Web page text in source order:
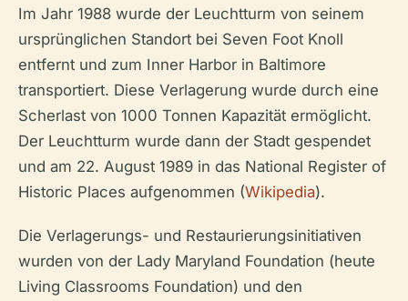
Im Jahr 1988 wurde der Leuchtturm von seinem
ursprünglichen Standort bei Seven Foot Knoll
entfernt und zum Inner Harbor in Baltimore
transportiert. Diese Verlagerung wurde durch eine
Scherlast von 1000 Tonnen Kapazität ermöglicht.
Der Leuchtturm wurde dann der Stadt gespendet
und am 22. August 1989 in das National Register of
Historic Places aufgenommen (Wikipedia).
Die Verlagerungs- und Restaurierungsinitiativen
wurden von der Lady Maryland Foundation (heute
Living Classrooms Foundation) und den